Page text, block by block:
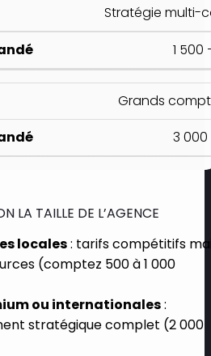
Stratégie multi-
1 500
Grands
3
LA TAILLE DE L’AGENCE
locales: tarifs compétitifs
(comptez 500 à 1 000
ou internationales:
stratégique complet (2 000